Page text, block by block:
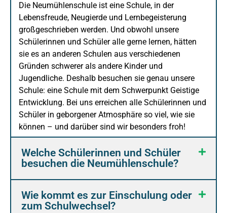
Die Neumühlenschule ist eine Schule, in der
Lebensfreude, Neugierde und Lernbegeisterung
großgeschrieben werden. Und obwohl unsere
Schülerinnen und Schüler alle gerne lernen, hätten
sie es an anderen Schulen aus verschiedenen
Gründen schwerer als andere Kinder und
Jugendliche. Deshalb besuchen sie genau unsere
Schule: eine Schule mit dem Schwerpunkt Geistige
Entwicklung. Bei uns erreichen alle Schülerinnen und
Schüler in geborgener Atmosphäre so viel, wie sie
können – und darüber sind wir besonders froh!
Welche Schülerinnen und Schüler
besuchen die Neumühlenschule?
Wie kommt es zur Einschulung oder
zum Schulwechsel?